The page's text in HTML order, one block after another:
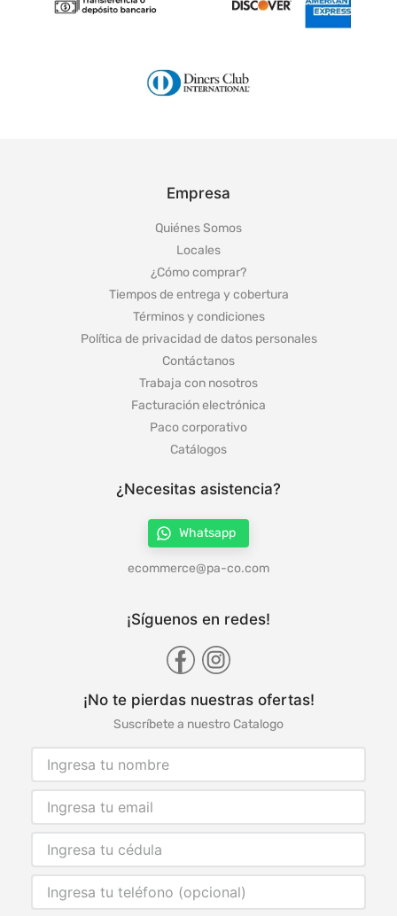
Empresa
Quiénes Somos
Locales
¿Cómo comprar?
Tiempos de entrega y cobertura
Términos y condiciones
Política de privacidad de datos personales
Contáctanos
Trabaja con nosotros
Facturación electrónica
Paco corporativo
Catálogos
¿Necesitas asistencia?
Whatsapp
ecommerce@pa-co.com
¡Síguenos en redes!
¡No te pierdas nuestras ofertas!
Suscríbete a nuestro Catalogo